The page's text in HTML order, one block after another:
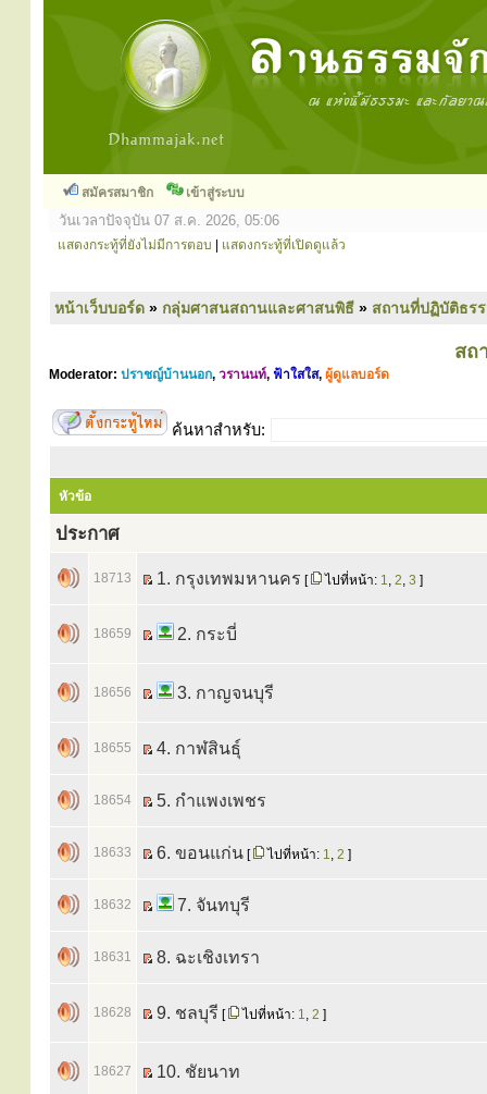
สมัครสมาชิก เข้าสู่ระบบ
วันเวลาปัจจุบัน 07 ส.ค. 2026, 05:06
แสดงกระทู้ที่ยังไม่มีการตอบ แสดงกระทู้ที่เปิดดูแล้ว
หน้าเว็บบอร์ด » กลุ่มศาสนสถานและศาสนพิธี » สถานที่ปฏิบัติธร
สถ
Moderator: ปราชญ์บ้านนอก, วรานนท์, ฟ้าใสใส, ผู้ดูแลบอร์ด
ค้นหาสำหรับ:
หัวข้อ
ประกาศ
18713 1. กรุงเทพมหานคร [ ไปที่หน้า: 1, 2, 3 ]
18659 2. กระบี่
18656 3. กาญจนบุรี
18655 4. กาฬสินธุ์
18654 5. กำแพงเพชร
18633 6. ขอนแก่น [ ไปที่หน้า: 1, 2 ]
18632 7. จันทบุรี
18631 8. ฉะเชิงเทรา
18628 9. ชลบุรี [ ไปที่หน้า: 1, 2 ]
18627 10. ชัยนาท